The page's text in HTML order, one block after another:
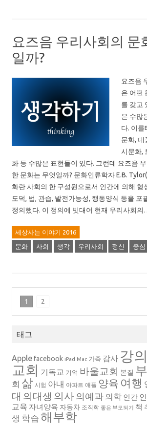
요즈음 우리사회의 문
일까?
요즈음
은 어떤
를 갖고
은 수많
다. 이를
문화, 대
시문화,
화 등 수많은 표현들이 있다. 그런데 요즈음
한 문화는 무엇일까? 문화인류학자 E.B.
화란 사회의 한 구성원으로서 인간에 의해 형
도덕, 법, 관습, 발전가능성, 행동양식 등을 포
정의했다. 이 정의에 빗대어 현재 우리사회
세상사는 이야기 2016
문화 사회 생각 우리사회 정신 중심
1 2
태그
Applefacebook iPad Mac 가족 감사 강의
교회 기독교 기억 바울교회 본질
회 삶 시험 아내 아파트 애플 양육 여행
대 의대생 의사의예과 의학 인간
교육 자녀양육 자동차 조직학 좋은 부모되기 책
생 학습 해부학